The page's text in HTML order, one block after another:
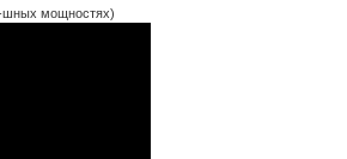
шных мощностях)